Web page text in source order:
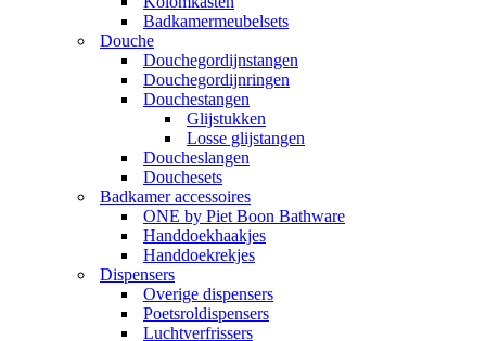
Badkamermeubelsets
Douche
Douchegordijnstangen
Douchegordijnringen
Douchestangen
Glijstukken
Losse glijstangen
Doucheslangen
Douchesets
Badkamer accessoires
ONE by Piet Boon Bathware
Handdoekhaakjes
Handdoekrekjes
Dispensers
Overige dispensers
Poetsroldispensers
Luchtverfrissers